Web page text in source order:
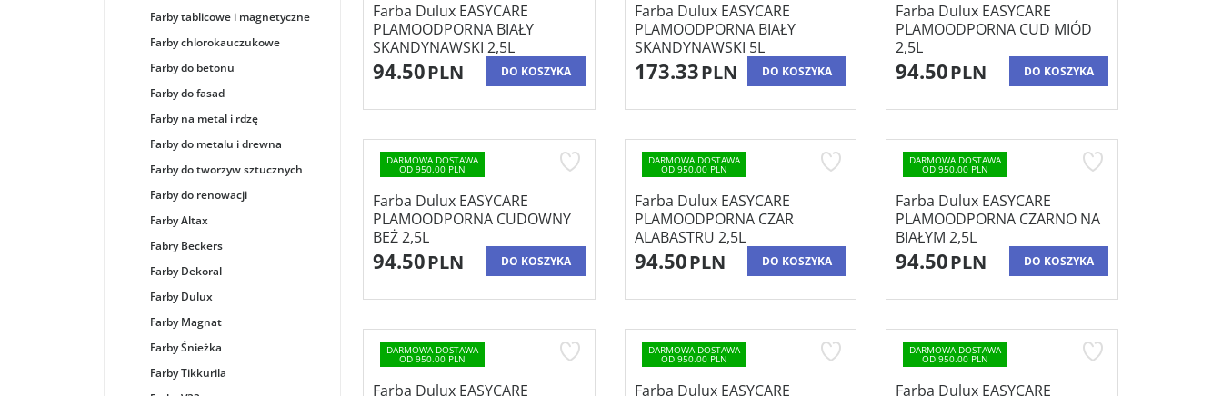
Farba Dulux EASYCARE
PLAMOODPORNA BIAŁY
SKANDYNAWSKI 2,5L
94.50PLN DO KOSZYKA
Farba Dulux EASYCARE
PLAMOODPORNA BIAŁY
SKANDYNAWSKI 5L
173.33PLN DO KOSZYKA
Farba Dulux EASYCARE
PLAMOODPORNA CUD MIÓD
2,5L
94.50PLN DO KOSZYKA
DARMOWA DOSTAWA
OD 950.00 PLN
Farba Dulux EASYCARE
PLAMOODPORNA CUDOWNY
BEŻ 2,5L
94.50PLN DO KOSZYKA
DARMOWA DOSTAWA
OD 950.00 PLN
Farba Dulux EASYCARE
PLAMOODPORNA CZAR
ALABASTRU 2,5L
94.50PLN DO KOSZYKA
DARMOWA DOSTAWA
OD 950.00 PLN
Farba Dulux EASYCARE
PLAMOODPORNA CZARNO NA
BIAŁYM 2,5L
94.50PLN DO KOSZYKA
DARMOWA DOSTAWA
OD 950.00 PLN
Farba Dulux EASYCARE
DARMOWA DOSTAWA
OD 950.00 PLN
Farba Dulux EASYCARE
DARMOWA DOSTAWA
OD 950.00 PLN
Farba Dulux EASYCARE
Farby tablicowe i magnetyczne
Farby chlorokauczukowe
Farby do betonu
Farby do fasad
Farby na metal i rdzę
Farby do metalu i drewna
Farby do tworzyw sztucznych
Farby do renowacji
Farby Altax
Fabry Beckers
Farby Dekoral
Farby Dulux
Farby Magnat
Farby Śnieżka
Farby Tikkurila